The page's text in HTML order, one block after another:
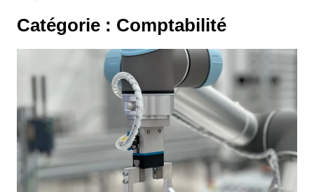
Catégorie : Comptabilité